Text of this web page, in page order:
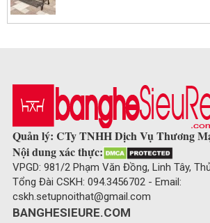
Quản lý: CTy TNHH Dịch Vụ Thương
Nội dung xác thực:
VPGD: 981/2 Phạm Văn Đồng, Linh Tây,
Tổng Đài CSKH: 094.3456702 - Email:
cskh.setupnoithat@gmail.com
BANGHESIEURE.COM